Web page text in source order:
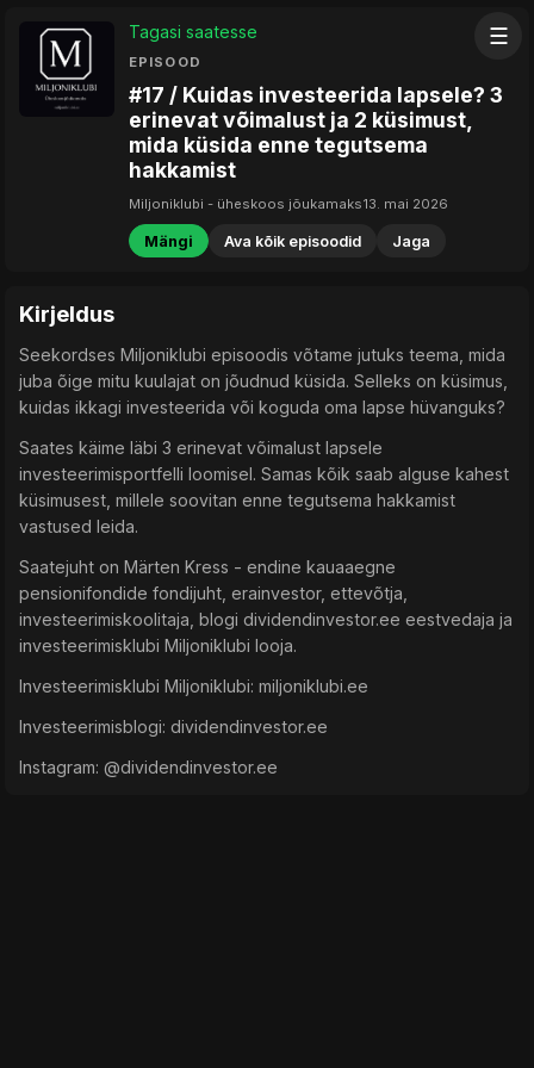
☰
Tagasi saatesse
EPISOOD
#17 / Kuidas investeerida lapsele? 3
erinevat võimalust ja 2 küsimust,
mida küsida enne tegutsema
hakkamist
Miljoniklubi - üheskoos jõukamaks13. mai 2026
Mängi Ava kõik episoodid Jaga
Kirjeldus
Seekordses Miljoniklubi episoodis võtame jutuks teema, mida
juba õige mitu kuulajat on jõudnud küsida. Selleks on küsimus,
kuidas ikkagi investeerida või koguda oma lapse hüvanguks?
Saates käime läbi 3 erinevat võimalust lapsele
investeerimisportfelli loomisel. Samas kõik saab alguse kahest
küsimusest, millele soovitan enne tegutsema hakkamist
vastused leida.
Saatejuht on Märten Kress - endine kauaaegne
pensionifondide fondijuht, erainvestor, ettevõtja,
investeerimiskoolitaja, blogi dividendinvestor.ee eestvedaja ja
investeerimisklubi Miljoniklubi looja.
Investeerimisklubi Miljoniklubi: ⁠⁠⁠⁠miljoniklubi.ee⁠⁠⁠⁠
Investeerimisblogi: ⁠⁠⁠⁠dividendinvestor.ee⁠⁠⁠⁠
Instagram: ⁠⁠⁠⁠@dividendinvestor.ee⁠